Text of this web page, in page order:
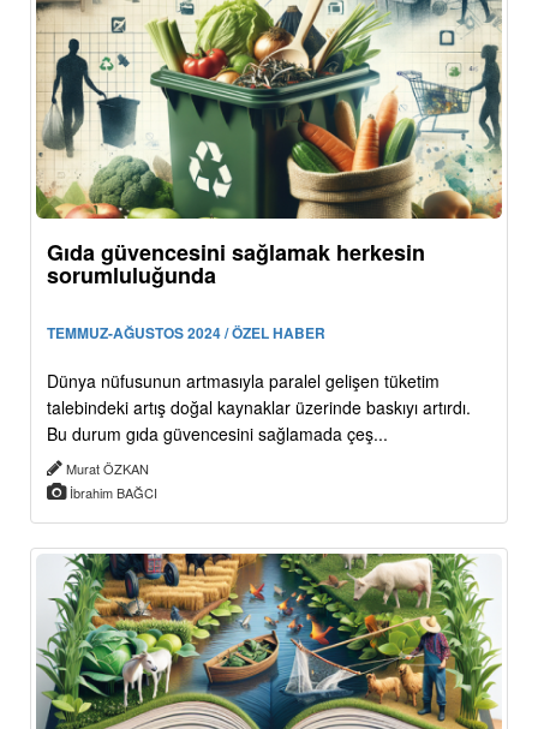
Gıda güvencesini sağlamak herkesin
sorumluluğunda
TEMMUZ-AĞUSTOS 2024 / ÖZEL HABER
Dünya nüfusunun artmasıyla paralel gelişen tüketim
talebindeki artış doğal kaynaklar üzerinde baskıyı artırdı.
Bu durum gıda güvencesini sağlamada çeş...
Murat ÖZKAN
İbrahim BAĞCI